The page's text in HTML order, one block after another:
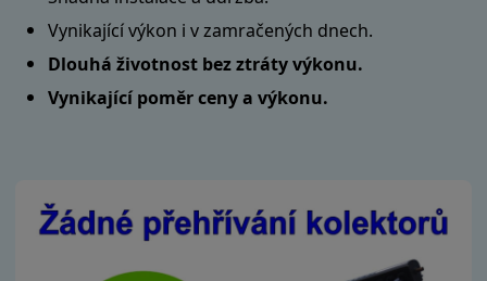
Vynikající výkon i v zamračených dnech.
Dlouhá životnost bez ztráty výkonu.
Vynikající poměr ceny a výkonu.